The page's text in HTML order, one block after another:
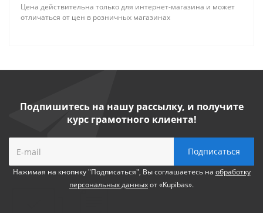
Цена действительна только для интернет-магазина и может
отличаться от цен в розничных магазинах
Подпишитесь на нашу рассылку, и получите
курс грамотного клиента!
Нажимая на кнопнку "Подписаться", Вы соглашаетесь на обработку
персональных данныхот «Kupibas».